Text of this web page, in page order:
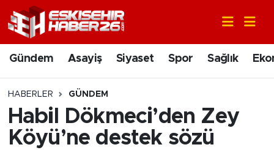
Gündem Asayiş Siyaset Spor Sağlık
HABERLER GÜNDEM
Habil Dökmeci’den Zey
Köyü’ne destek sözü
Gündem
Asayiş
Siyaset
Spor
Nöbetçi Eczaneler
Hava Durumu
Trafik Durumu
Süper Lig Puan Durumu ve Fikstür